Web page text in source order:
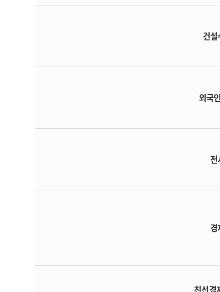
건설
외국
친선경